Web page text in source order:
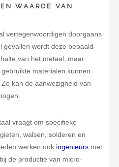
WAARDE VAN
vertegenwoordigen doorgaans
gevallen wordt deze bepaald
van het metaal, maar
materialen kunnen
kan de aanwezigheid van
vraagt om specifieke
walsen, solderen en
werken ook ingenieurs met
de productie van micro-